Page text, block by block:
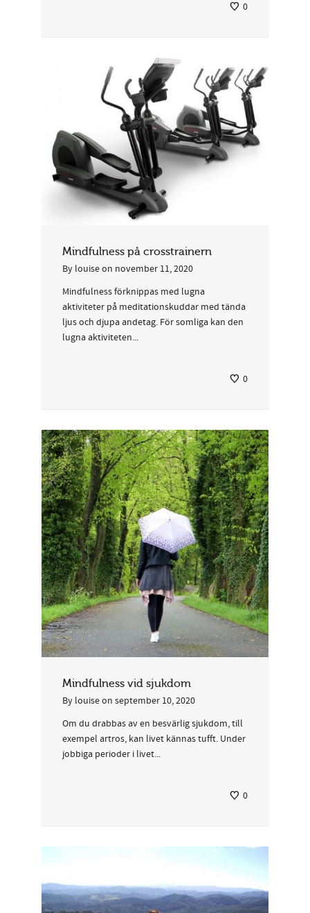
0
Mindfulness på crosstrainern
By louiseon november 11, 2020
Mindfulness förknippas med lugna
aktiviteter på meditationskuddar med tända
ljus och djupa andetag. För somliga kan den
lugna aktiviteten...
0
Mindfulness vid sjukdom
By louiseon september 10, 2020
Om du drabbas av en besvärlig sjukdom, till
exempel artros, kan livet kännas tufft. Under
jobbiga perioder i livet...
0